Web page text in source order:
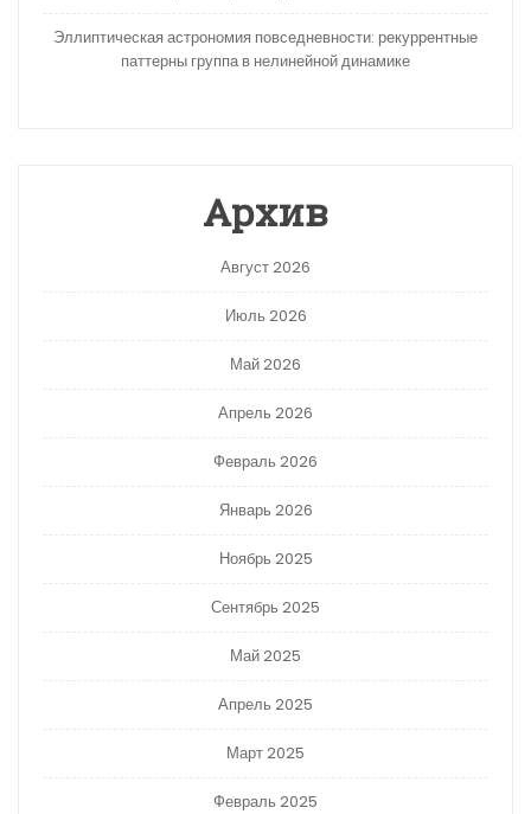
Эллиптическая астрономия повседневности: рекуррентные
паттерны группа в нелинейной динамике
Архив
Август 2026
Июль 2026
Май 2026
Апрель 2026
Февраль 2026
Январь 2026
Ноябрь 2025
Сентябрь 2025
Май 2025
Апрель 2025
Март 2025
Февраль 2025